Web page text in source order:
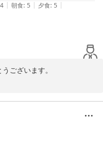
4 | 朝食: 5 | 夕食: 5 |
ございます。
かったようでまた遊びたい